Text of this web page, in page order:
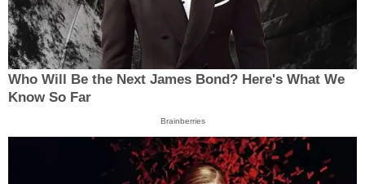
Who Will Be the Next James Bond? Here's What We
Know So Far
Brainberries